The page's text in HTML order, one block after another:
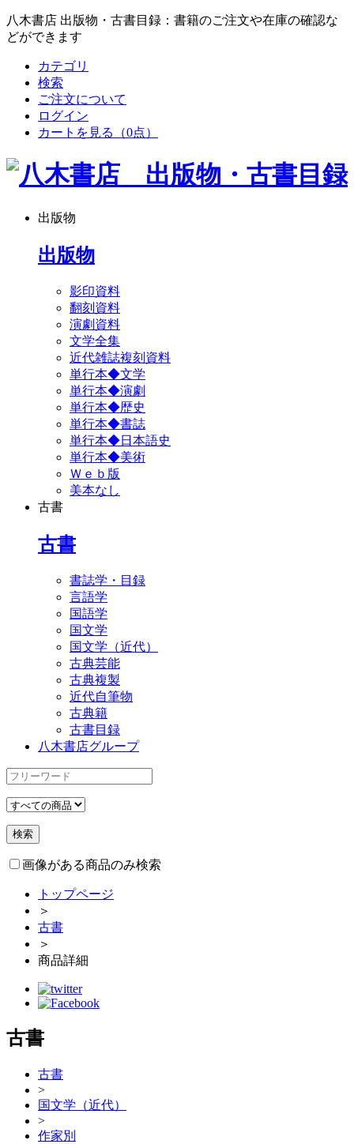
八木書店 出版物・古書目録：書籍のご注文や在庫の確認な
どができます
カテゴリ
検索
ご注文について
ログイン
カートを見る
（0点）
出版物
出版物
影印資料
翻刻資料
演劇資料
文学全集
近代雑誌複刻資料
単行本◆文学
単行本◆演劇
単行本◆歴史
単行本◆書誌
単行本◆日本語史
単行本◆美術
Ｗｅｂ版
美本なし
古書
古書
書誌学・目録
言語学
国語学
国文学
国文学（近代）
古典芸能
古典複製
近代自筆物
古典籍
古書目録
八木書店グループ
画像がある商品のみ検索
トップページ
＞
古書
＞
商品詳細
古書
古書
>
国文学（近代）
>
作家別